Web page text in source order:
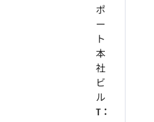
ポ
ー
ト
本
社
ビ
ル
T